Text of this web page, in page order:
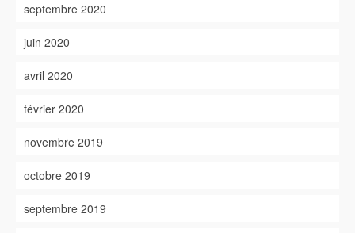
septembre 2020
juin 2020
avril 2020
février 2020
novembre 2019
octobre 2019
septembre 2019